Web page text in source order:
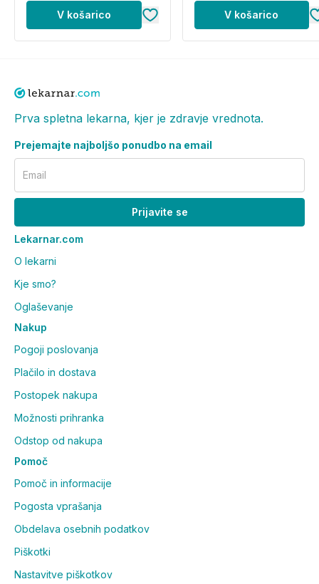
V košarico V košarico
Prva spletna lekarna, kjer je zdravje vrednota.
Prejemajte najboljšo ponudbo na email
Email
Prijavite se
Lekarnar.com
O lekarni
Kje smo?
Oglaševanje
Nakup
Pogoji poslovanja
Plačilo in dostava
Postopek nakupa
Možnosti prihranka
Odstop od nakupa
Pomoč
Pomoč in informacije
Pogosta vprašanja
Obdelava osebnih podatkov
Piškotki
Nastavitve piškotkov